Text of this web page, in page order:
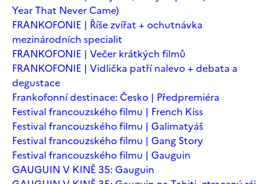
Year That Never Came)
FRANKOFONIE | Říše zvířat + ochutnávka
mezinárodních specialit
FRANKOFONIE | Večer krátkých filmů
FRANKOFONIE | Vidlička patří nalevo + debata a
degustace
Frankofonní destinace: Česko | Předpremiéra
Festival francouzského filmu | French Kiss
Festival francouzského filmu | Galimatyáš
Festival francouzského filmu | Gang Story
Festival francouzského filmu | Gauguin
GAUGUIN V KINĚ 35: Gauguin